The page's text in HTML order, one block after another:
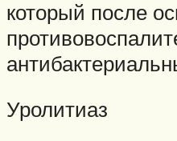
который после
Уролитиаз